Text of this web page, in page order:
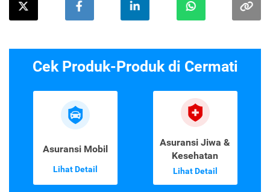
Cek Produk-Produk di Cermati
Asuransi Mobil
Lihat Detail
Asuransi Jiwa &
Kesehatan
Lihat Detail